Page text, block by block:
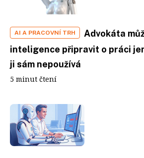
AI A PRACOVNÍ TRH
Advokáta
inteligence připravit o práci
ji sám nepoužívá
5 minut čtení